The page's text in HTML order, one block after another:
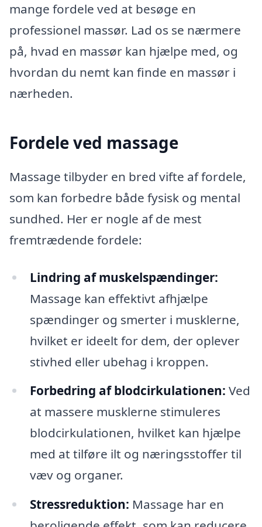
mange fordele ved at besøge en
professionel massør. Lad os se nærmere
på, hvad en massør kan hjælpe med, og
hvordan du nemt kan finde en massør i
nærheden.
Fordele ved massage
Massage tilbyder en bred vifte af fordele,
som kan forbedre både fysisk og mental
sundhed. Her er nogle af de mest
fremtrædende fordele:
Lindring af muskelspændinger:
Massage kan effektivt afhjælpe
spændinger og smerter i musklerne,
hvilket er ideelt for dem, der oplever
stivhed eller ubehag i kroppen.
Forbedring af blodcirkulationen: Ved
at massere musklerne stimuleres
blodcirkulationen, hvilket kan hjælpe
med at tilføre ilt og næringsstoffer til
væv og organer.
Stressreduktion: Massage har en